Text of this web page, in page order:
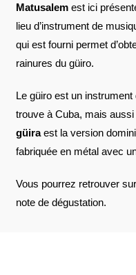
Matusalemest ici
lieu d’instrument de
qui est fourni permet
rainures du güiro.
Le güiro est un instrument
trouve à Cuba, mais
güiraest la version
fabriquée en métal avec
Vous pourrez retrouver
note de dégustation.